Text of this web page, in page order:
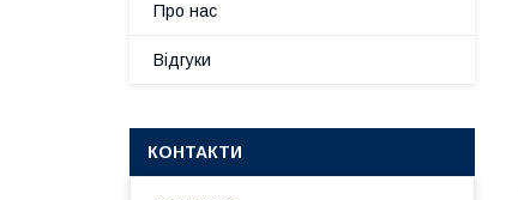
Про нас
Відгуки
КОНТАКТИ